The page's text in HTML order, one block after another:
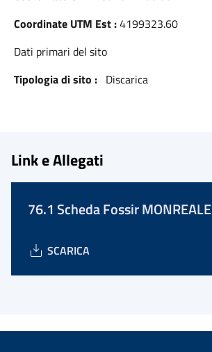
Coordinate UTM Est :4199323.60
Dati primari del sito
Tipologia di sito : Discarica
Link e Allegati
76.1 Scheda Fossir MONREALE
SCARICA